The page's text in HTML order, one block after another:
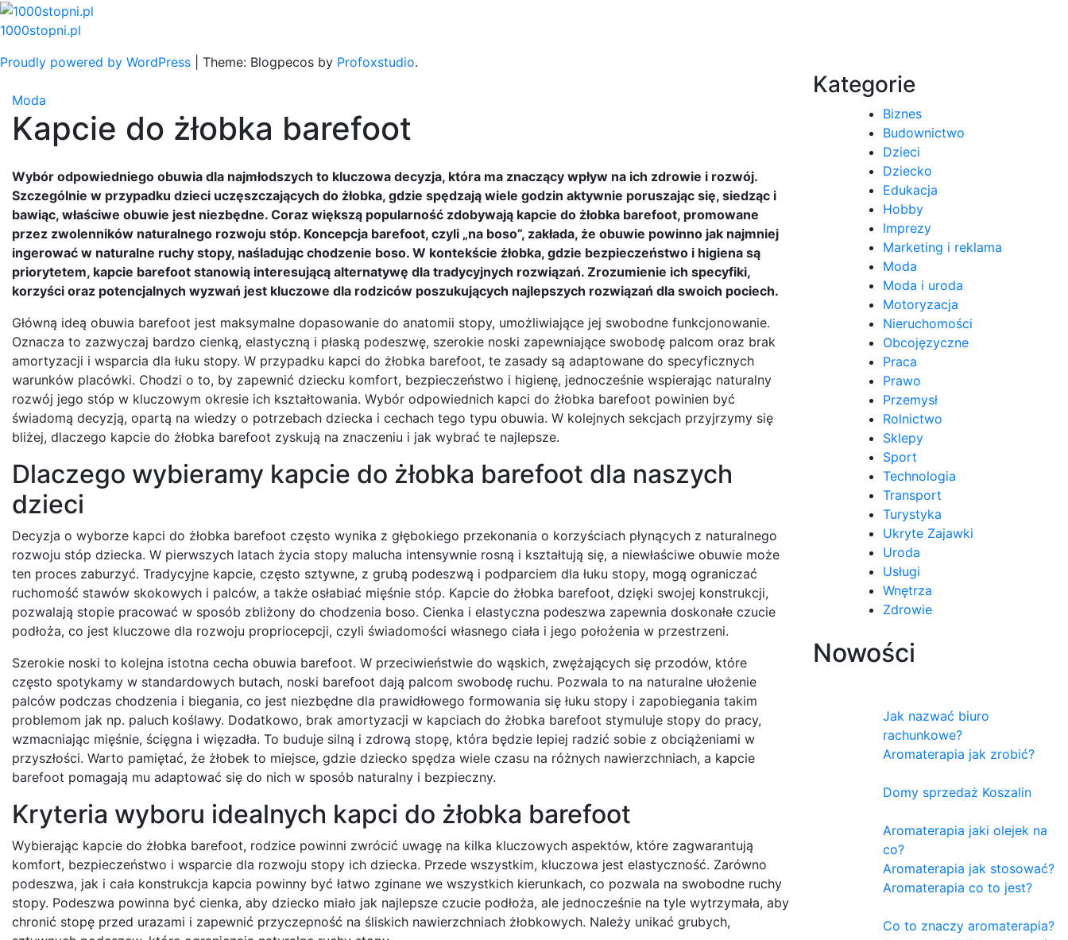
Skip
to
1000stopni.pl
Proudly powered by WordPress
Theme: Blogpecos by Profoxstudio.
Moda
Kapcie do żłobka barefoot
Wybór odpowiedniego obuwia dla najmłodszych to kluczowa decyzja, która ma znaczący wpływ na ich zdrowie i rozwój.
Szczególnie w przypadku dzieci uczęszczających do żłobka, gdzie spędzają wiele godzin aktywnie poruszając się, siedząc i
bawiąc, właściwe obuwie jest niezbędne. Coraz większą popularność zdobywają kapcie do żłobka barefoot, promowane
przez zwolenników naturalnego rozwoju stóp. Koncepcja barefoot, czyli „na boso”, zakłada, że obuwie powinno jak najmniej
ingerować w naturalne ruchy stopy, naśladując chodzenie boso. W kontekście żłobka, gdzie bezpieczeństwo i higiena są
priorytetem, kapcie barefoot stanowią interesującą alternatywę dla tradycyjnych rozwiązań. Zrozumienie ich specyfiki,
korzyści oraz potencjalnych wyzwań jest kluczowe dla rodziców poszukujących najlepszych rozwiązań dla swoich pociech.
Główną ideą obuwia barefoot jest maksymalne dopasowanie do anatomii stopy, umożliwiające jej swobodne funkcjonowanie.
Oznacza to zazwyczaj bardzo cienką, elastyczną i płaską podeszwę, szerokie noski zapewniające swobodę palcom oraz brak
amortyzacji i wsparcia dla łuku stopy. W przypadku kapci do żłobka barefoot, te zasady są adaptowane do specyficznych
warunków placówki. Chodzi o to, by zapewnić dziecku komfort, bezpieczeństwo i higienę, jednocześnie wspierając naturalny
rozwój jego stóp w kluczowym okresie ich kształtowania. Wybór odpowiednich kapci do żłobka barefoot powinien być
świadomą decyzją, opartą na wiedzy o potrzebach dziecka i cechach tego typu obuwia. W kolejnych sekcjach przyjrzymy się
bliżej, dlaczego kapcie do żłobka barefoot zyskują na znaczeniu i jak wybrać te najlepsze.
Dlaczego wybieramy kapcie do żłobka barefoot dla naszych
dzieci
Decyzja o wyborze kapci do żłobka barefoot często wynika z głębokiego przekonania o korzyściach płynących z naturalnego
rozwoju stóp dziecka. W pierwszych latach życia stopy malucha intensywnie rosną i kształtują się, a niewłaściwe obuwie może
ten proces zaburzyć. Tradycyjne kapcie, często sztywne, z grubą podeszwą i podparciem dla łuku stopy, mogą ograniczać
ruchomość stawów skokowych i palców, a także osłabiać mięśnie stóp. Kapcie do żłobka barefoot, dzięki swojej konstrukcji,
pozwalają stopie pracować w sposób zbliżony do chodzenia boso. Cienka i elastyczna podeszwa zapewnia doskonałe czucie
podłoża, co jest kluczowe dla rozwoju propriocepcji, czyli świadomości własnego ciała i jego położenia w przestrzeni.
Szerokie noski to kolejna istotna cecha obuwia barefoot. W przeciwieństwie do wąskich, zwężających się przodów, które
często spotykamy w standardowych butach, noski barefoot dają palcom swobodę ruchu. Pozwala to na naturalne ułożenie
palców podczas chodzenia i biegania, co jest niezbędne dla prawidłowego formowania się łuku stopy i zapobiegania takim
problemom jak np. paluch koślawy. Dodatkowo, brak amortyzacji w kapciach do żłobka barefoot stymuluje stopy do pracy,
wzmacniając mięśnie, ścięgna i więzadła. To buduje silną i zdrową stopę, która będzie lepiej radzić sobie z obciążeniami w
przyszłości. Warto pamiętać, że żłobek to miejsce, gdzie dziecko spędza wiele czasu na różnych nawierzchniach, a kapcie
barefoot pomagają mu adaptować się do nich w sposób naturalny i bezpieczny.
Kryteria wyboru idealnych kapci do żłobka barefoot
Wybierając kapcie do żłobka barefoot, rodzice powinni zwrócić uwagę na kilka kluczowych aspektów, które zagwarantują
komfort, bezpieczeństwo i wsparcie dla rozwoju stopy ich dziecka. Przede wszystkim, kluczowa jest elastyczność. Zarówno
podeszwa, jak i cała konstrukcja kapcia powinny być łatwo zginane we wszystkich kierunkach, co pozwala na swobodne ruchy
stopy. Podeszwa powinna być cienka, aby dziecko miało jak najlepsze czucie podłoża, ale jednocześnie na tyle wytrzymała, aby
chronić stopę przed urazami i zapewnić przyczepność na śliskich nawierzchniach żłobkowych. Należy unikać grubych,
Kategorie
Biznes
Budownictwo
Dzieci
Dziecko
Edukacja
Hobby
Imprezy
Marketing i reklama
Moda
Moda i uroda
Motoryzacja
Nieruchomości
Obcojęzyczne
Praca
Prawo
Przemysł
Rolnictwo
Sklepy
Sport
Technologia
Transport
Turystyka
Ukryte Zajawki
Uroda
Usługi
Wnętrza
Zdrowie
Nowości
Jak nazwać biuro
rachunkowe?
Aromaterapia jak zrobić?
Domy sprzedaż Koszalin
Aromaterapia jaki olejek na
co?
Aromaterapia jak stosować?
Aromaterapia co to jest?
Co to znaczy aromaterapia?